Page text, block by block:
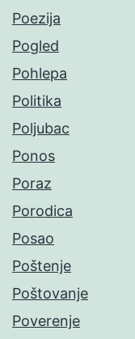
Poezija
Pogled
Pohlepa
Politika
Poljubac
Ponos
Poraz
Porodica
Posao
Poštenje
Poštovanje
Poverenje